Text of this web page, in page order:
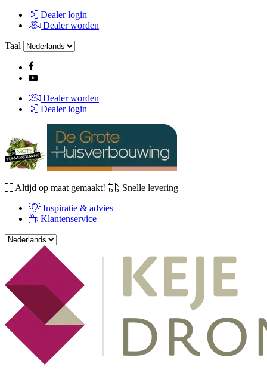
Dealer login
Dealer worden
Taal
Dealer worden
Dealer login
Altijd op maat gemaakt!
Snelle levering
Inspiratie & advies
Klantenservice